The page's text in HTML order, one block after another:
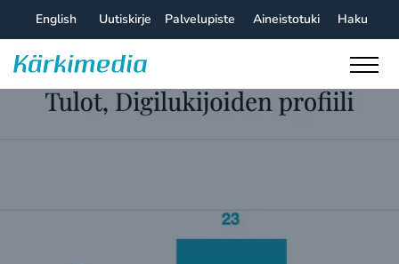
content
English Uutiskirje Palvelupiste Aineistotuki Haku
Kärkimedia